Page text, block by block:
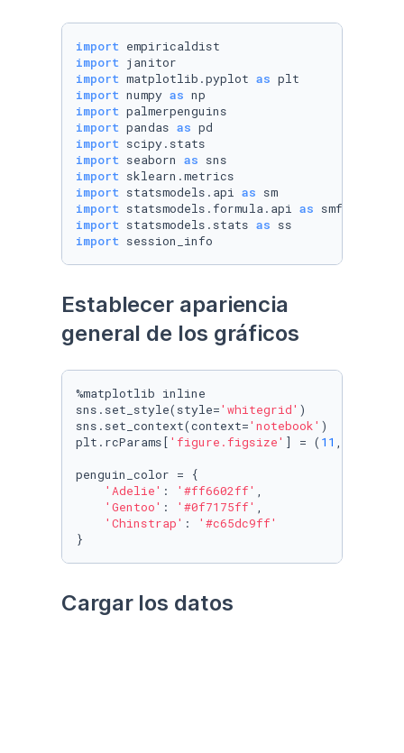
import
import
import matplotlib.pyplot as
import numpy as
import
import pandas as
import
import seaborn as
import
import statsmodels.api as
import statsmodels.formula.api as
import statsmodels.stats as
import session_info
Establecer apariencia
general de los gráficos
%matplotlib inline
sns.set_style(style='whitegrid' )
sns.set_context(context='notebook' )
plt.rcParams[ 'figure.figsize' ] = ( 11 ,
penguin_color = {
'Adelie' : '#ff6602ff' ,
'Gentoo' : '#0f7175ff' ,
'Chinstrap' :
'#c65dc9ff'
}
Cargar los datos